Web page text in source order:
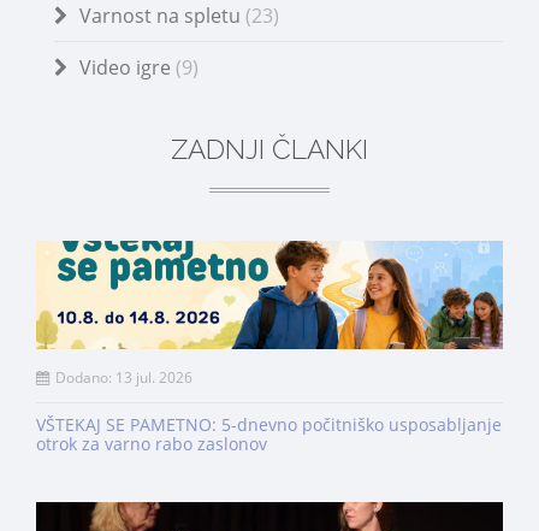
Varnost na spletu (23)
Video igre (9)
ZADNJI ČLANKI
Dodano: 13 jul. 2026
VŠTEKAJ SE PAMETNO: 5-dnevno počitniško usposabljanje
otrok za varno rabo zaslonov